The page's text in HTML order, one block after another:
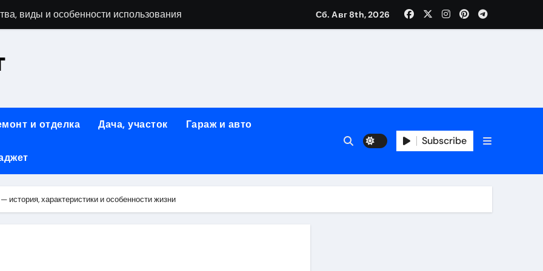
виды и особенности использования
помощник при ремонтных работах
к Успешному Реализации Ваших Идей
и практичность
Дома: Экологичность и Практичность
Сб. Авг 8th, 2026
и отделка Дача, участок Гараж и авто
Subscribe
история, характеристики и особенности жизни